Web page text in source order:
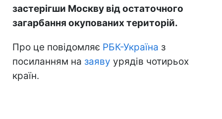
застерігши Москву від остаточного
загарбання окупованих територій.
Про це повідомляє РБК-Україна з
посиланням на заяву урядів чотирьох
країн.